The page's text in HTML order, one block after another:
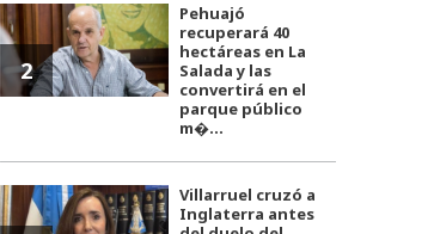
2
Pehuajó
recuperará 40
hectáreas en La
Salada y las
convertirá en el
parque público
m�...
Villarruel cruzó a
Inglaterra antes